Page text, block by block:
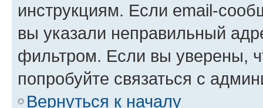
инструкциям. Если email-
вы указали неправильный
фильтром. Если вы уверены,
попробуйте связаться с
Вернуться к началу